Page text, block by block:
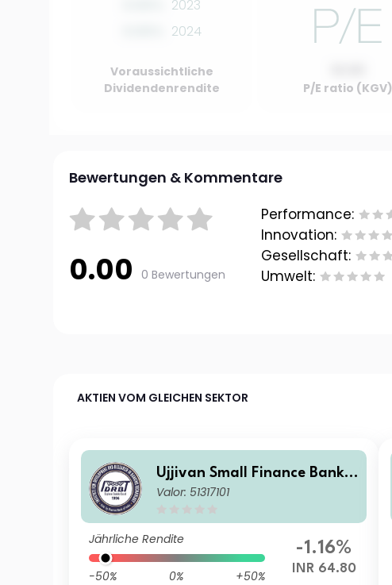
2023
2024
Voraussichtliche
Dividendenrendite
P/E ratio (KGV)
Bewertungen & Kommentare
0.00 0 Bewertungen
Performance:
Innovation:
Gesellschaft:
Umwelt:
AKTIEN VOM GLEICHEN SEKTOR
Ujjivan Small Finance Bank L
td.
Valor: 51317101
Jährliche Rendite
-50% 0%
+50%
-1.16%
INR 64.80